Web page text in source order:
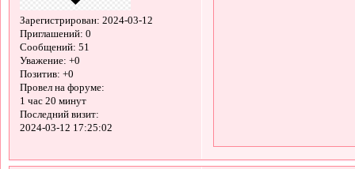
Зарегистрирован: 2024-03-12
Приглашений: 0
Сообщений: 51
Уважение: +0
Позитив: +0
Провел на форуме:
1 час 20 минут
Последний визит:
2024-03-12 17:25:02